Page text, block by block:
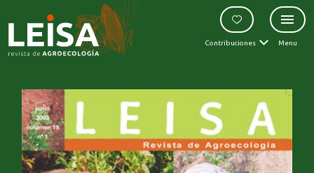
Contribuciones Menu